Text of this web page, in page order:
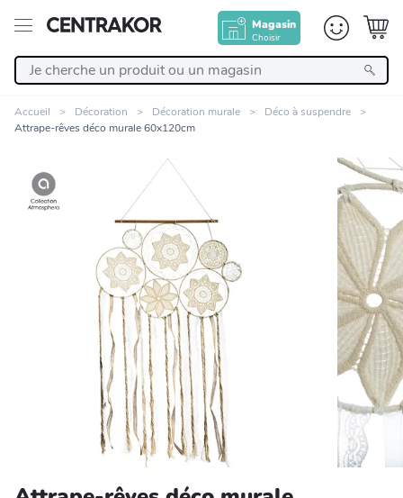
Magasin
Choisir
Décoration
Linge de maison
Meuble
Cuisine et art de la table
Salle de bain et beauté
Entretien et rangement
Accueil Décoration Décoration murale
Déco à suspendre
Attrape-rêves déco murale 60x120cm
Zoomer sur l'image